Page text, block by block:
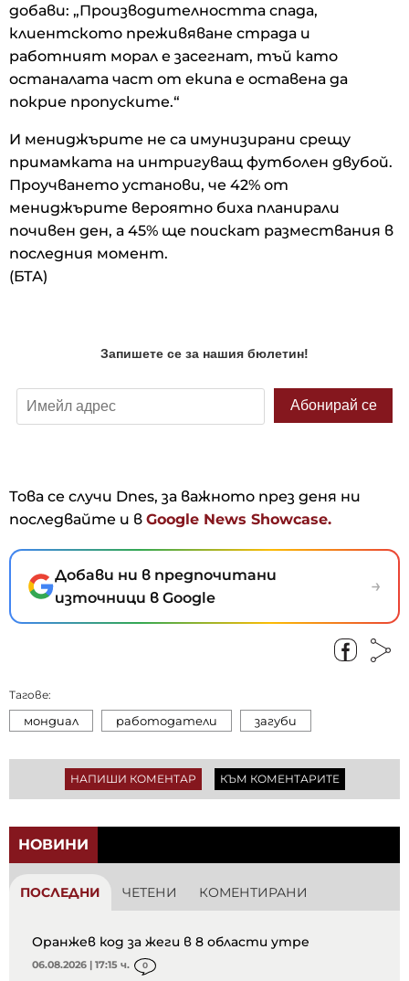
добави: „Производителността спада,
клиентското преживяване страда и
работният морал е засегнат, тъй като
останалата част от екипа е оставена да
покрие пропуските.“
И мениджърите не са имунизирани срещу
примамката на интригуващ футболен двубой.
Проучването установи, че 42% от
мениджърите вероятно биха планирали
почивен ден, а 45% ще поискат размествания в
последния момент.
(БТА)
Това се случи Dnes, за важното през деня ни
последвайте и в Google News Showcase.
Добави ни в предпочитани
източници в Google
→
Тагове:
мондиал работодатели загуби
НАПИШИ КОМЕНТАР КЪМ КОМЕНТАРИТЕ
НОВИНИ
ПОСЛЕДНИ ЧЕТЕНИ КОМЕНТИРАНИ
Оранжев код за жеги в 8 области утре
06.08.2026 | 17:15 ч. 0